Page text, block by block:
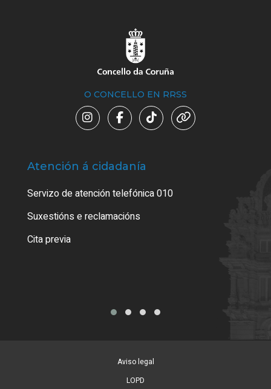
O CONCELLO EN RRSS
Atención á cidadanía
Servizo de atención telefónica 010
Suxestións e reclamacións
Cita previa
Aviso legal
LOPD